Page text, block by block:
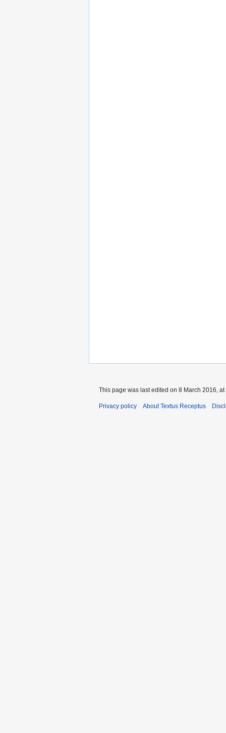
This page was last edited on 8 March 2016, at
Privacy policy About Textus Receptus